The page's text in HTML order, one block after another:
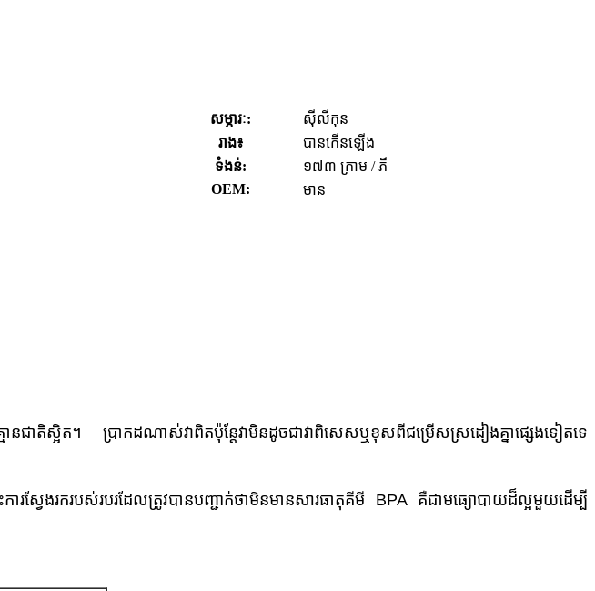
សម្ភារៈ:
ស៊ីលីកុន
រាង៖
បានកើនឡើង
ទំងន់:
១៧៣ ក្រាម / ភី
OEM: មាន
ាតិស្អិត។ ប្រាកដណាស់វាពិតប៉ុន្តែវាមិនដូចជាវាពិសេសឬខុសពីជម្រើសស្រដៀងគ្នាផ្សេងទៀតទេ
ះការស្វែងរករបស់របរដែលត្រូវបានបញ្ជាក់ថាមិនមានសារធាតុគីមី BPA គឺជាមធ្យោបាយដ៏ល្អមួយដើម្បី